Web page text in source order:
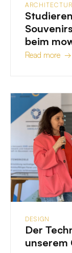
beim
Read more →
DESIGN
Der
unserem